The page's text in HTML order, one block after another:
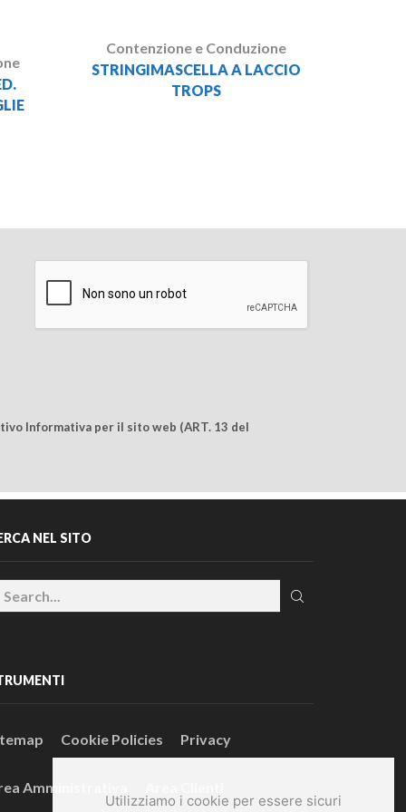
Utilizziamo i cookie per essere sicuri
Contenzione e Conduzione
STRINGIMASCELLA A LACCIO
TROPS
Informativa per il sito web (ART. 13 del
NEL SITO
Cookie Policies Privacy
Amministrativa